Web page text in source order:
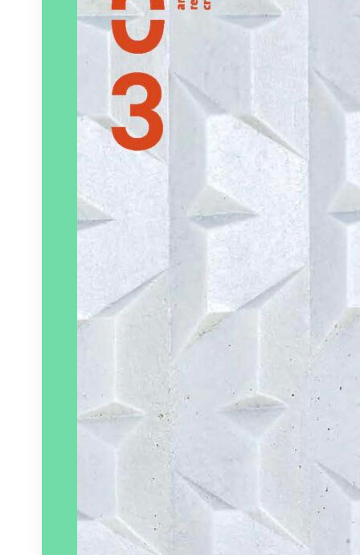
Éditeur :303
Paru le05/03/2026